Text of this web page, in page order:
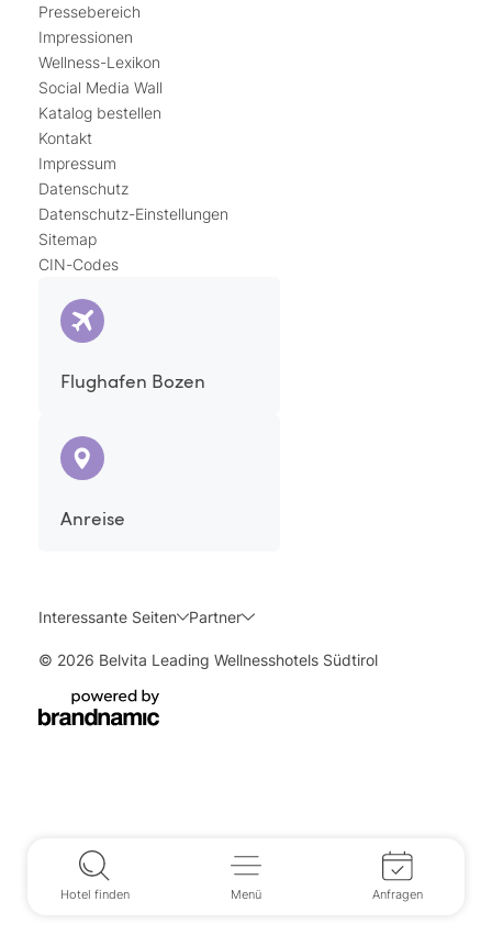
Pressebereich
Impressionen
Wellness-Lexikon
Social Media Wall
Katalog bestellen
Kontakt
Impressum
Datenschutz
Datenschutz-Einstellungen
Sitemap
CIN-Codes
Flughafen Bozen
Anreise
Interessante Seiten Partner
© 2026 Belvita Leading Wellnesshotels Südtirol
Hotel finden Menü Anfragen